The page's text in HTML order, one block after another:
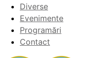
Diverse
Evenimente
Programări
Contact